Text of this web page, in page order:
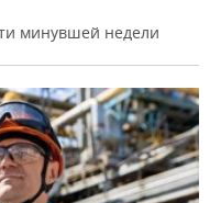
минувшей недели